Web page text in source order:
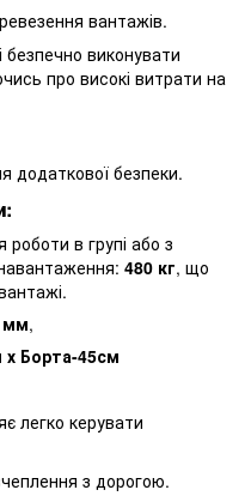
вантажів.
виконувати
про високі витрати на
додаткової безпеки.
роботи в групі або з
480 кг, що
мм,
х Борта-45см
легко керувати
з дорогою.